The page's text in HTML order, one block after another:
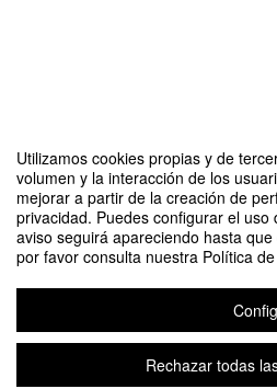
Utilizamos cookies propias y de
volumen y la interacción de los
mejorar a partir de la creación de
privacidad. Puedes configurar el
aviso seguirá apareciendo hasta
por favor consulta nuestra Política
Rechazar todas
para la promoción de una Internet más
coordinado por el Instituto Nacional de
del Centro de Seguridad en Internet IS4K.
Proyecto financiado por el proyecto “
autolesiones de los menores en los
sociales” (PID2021-124550OB-I00)